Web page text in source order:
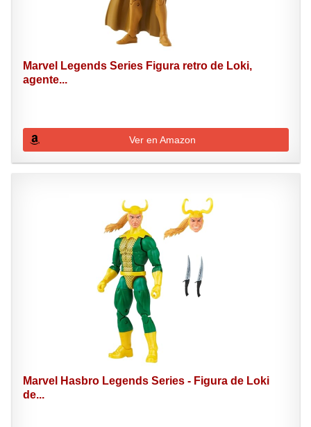
Marvel Legends Series Figura retro de Loki,
agente...
Ver en Amazon
Marvel Hasbro Legends Series - Figura de Loki
de...